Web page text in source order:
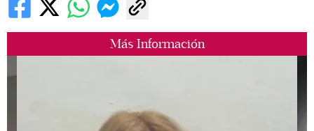
Más Información